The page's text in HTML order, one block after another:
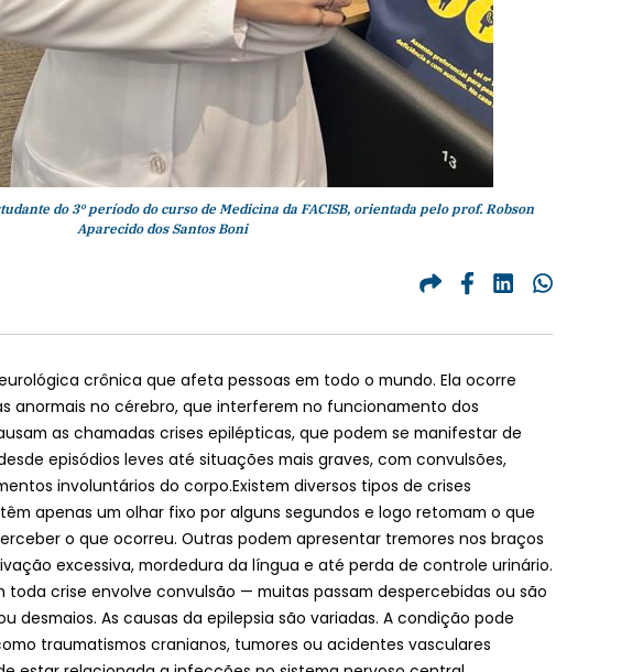
do 3º período do curso de Medicina da FACISB, orientada pelo prof. Robson
Aparecido dos Santos Boni
crônica que afeta pessoas em todo o mundo. Ela ocorre
anormais no cérebro, que interferem no funcionamento dos
as chamadas crises epilépticas, que podem se manifestar de
episódios leves até situações mais graves, com convulsões,
involuntários do corpo.Existem diversos tipos de crises
apenas um olhar fixo por alguns segundos e logo retomam o que
o que ocorreu. Outras podem apresentar tremores nos braços
excessiva, mordedura da língua e até perda de controle urinário.
toda crise envolve convulsão — muitas passam despercebidas ou são
desmaios. As causas da epilepsia são variadas. A condição pode
traumatismos cranianos, tumores ou acidentes vasculares